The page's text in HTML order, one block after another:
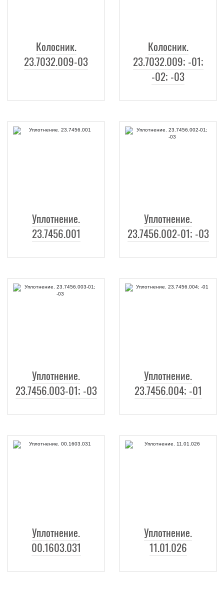
Колосник.
23.7032.009-03
Колосник.
23.7032.009; -01;
-02; -03
Уплотнение.
23.7456.001
Уплотнение.
23.7456.002-01; -03
Уплотнение.
23.7456.003-01; -03
Уплотнение.
23.7456.004; -01
Уплотнение.
00.1603.031
Уплотнение.
11.01.026